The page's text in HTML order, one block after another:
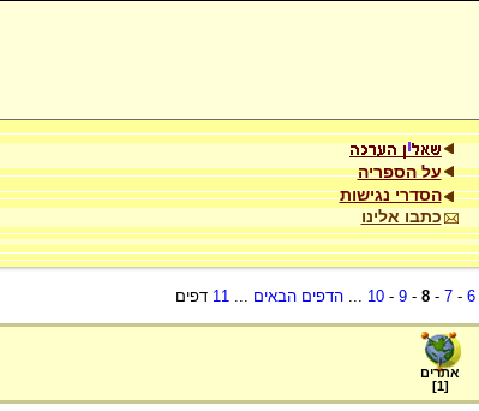
על הספריה
הסדרי נגישות
כתבו אלינו
6
-
7
-
8
-
9
-
10
...הדפים הבאים ...
11 דפים
אתרים
[
1
]